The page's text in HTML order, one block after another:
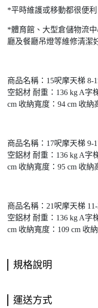
*平時維護或移動都很便利
*體育館、大型倉儲物流
廳及餐廳吊燈等維修清潔
商品名稱：15呎摩天梯 8-
空鋁材 耐重：136 kg A字
cm 收納寬度：94 cm 收納
商品名稱：17呎摩天梯 9-
空鋁材 耐重：136 kg A字
cm 收納寬度：95 cm 收納
商品名稱：21呎摩天梯
空鋁材 耐重：136 kg A字
cm 收納寬度：109 cm 收
規格說明
運送方式